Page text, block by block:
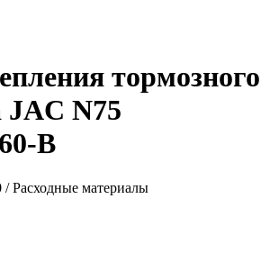
тормозного
JAC N75
B
/ Расходные материалы